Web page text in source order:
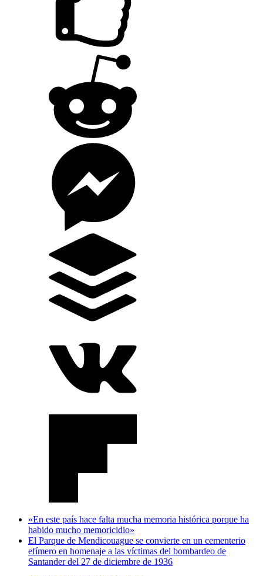
«En este país hace falta mucha memoria histórica porque ha
habido mucho memoricidio»
El Parque de Mendicouague se convierte en un cementerio
efímero en homenaje a las víctimas del bombardeo de
Santander del 27 de diciembre de 1936